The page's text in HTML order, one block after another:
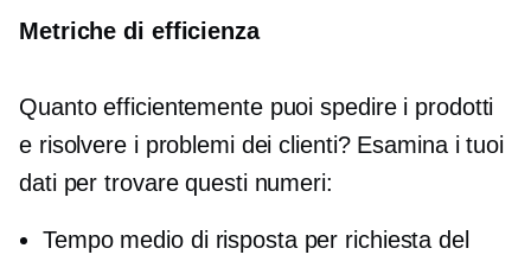
Metriche di efficienza
Quanto efficientemente puoi spedire i prodotti
e risolvere i problemi dei clienti? Esamina i tuoi
dati per trovare questi numeri:
Tempo medio di risposta per richiesta del